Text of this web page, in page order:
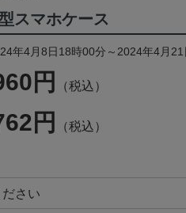
スマホケース
年4月8日18時00分～2024年4月
円 （税込）
円 （税込）